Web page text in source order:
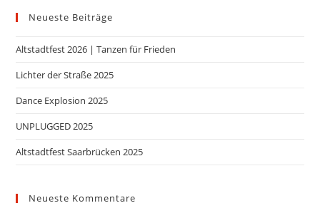
Neueste Beiträge
Altstadtfest 2026 | Tanzen für Frieden
Lichter der Straße 2025
Dance Explosion 2025
UNPLUGGED 2025
Altstadtfest Saarbrücken 2025
Neueste Kommentare